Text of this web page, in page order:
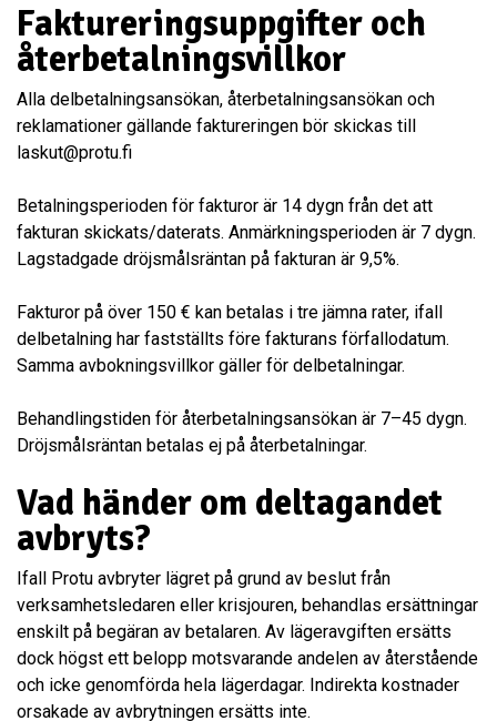
Faktureringsuppgifter och
återbetalningsvillkor
Alla delbetalningsansökan, återbetalningsansökan och
reklamationer gällande faktureringen bör skickas till
laskut@protu.fi
Betalningsperioden för fakturor är 14 dygn från det att
fakturan skickats/daterats. Anmärkningsperioden är 7 dygn.
Lagstadgade dröjsmålsräntan på fakturan är 9,5%.
Fakturor på över 150 € kan betalas i tre jämna rater, ifall
delbetalning har fastställts före fakturans förfallodatum.
Samma avbokningsvillkor gäller för delbetalningar.
Behandlingstiden för återbetalningsansökan är 7–45 dygn.
Dröjsmålsräntan betalas ej på återbetalningar.
Vad händer om deltagandet
avbryts?
Ifall Protu avbryter lägret på grund av beslut från
verksamhetsledaren eller krisjouren, behandlas ersättningar
enskilt på begäran av betalaren. Av lägeravgiften ersätts
dock högst ett belopp motsvarande andelen av återstående
och icke genomförda hela lägerdagar. Indirekta kostnader
orsakade av avbrytningen ersätts inte.